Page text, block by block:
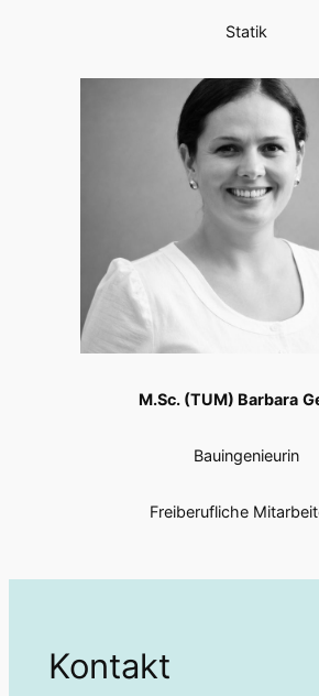
Statik
M.Sc. (TUM) Barbara
Bauingenieurin
Freiberufliche
Kontakt